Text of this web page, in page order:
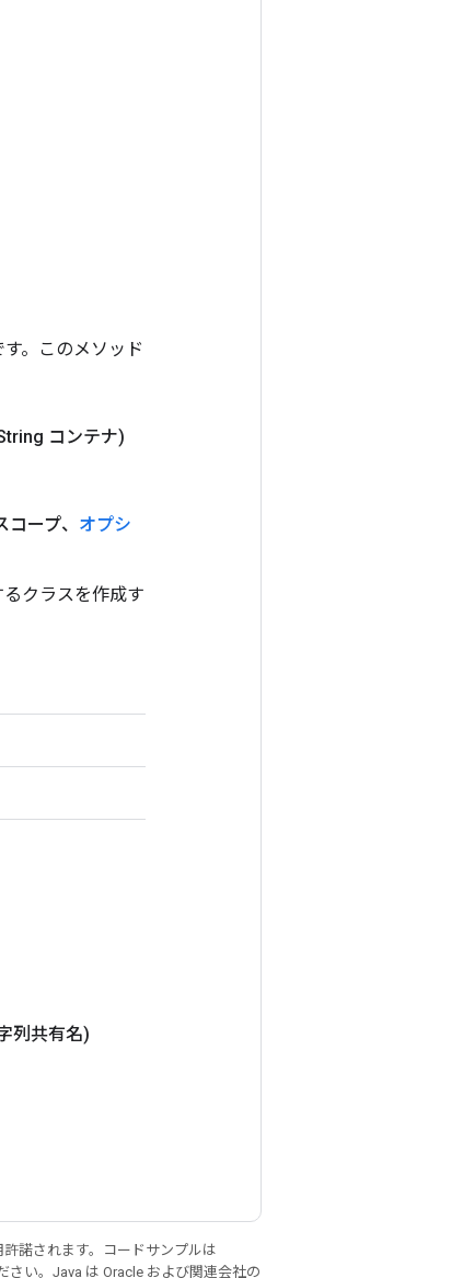
。このメソッド
コンテナ)
コープ、 オプシ
クラスを作成す
列共有名)
許諾されます。コードサンプルは
さい。Java は Oracle および関連会社の